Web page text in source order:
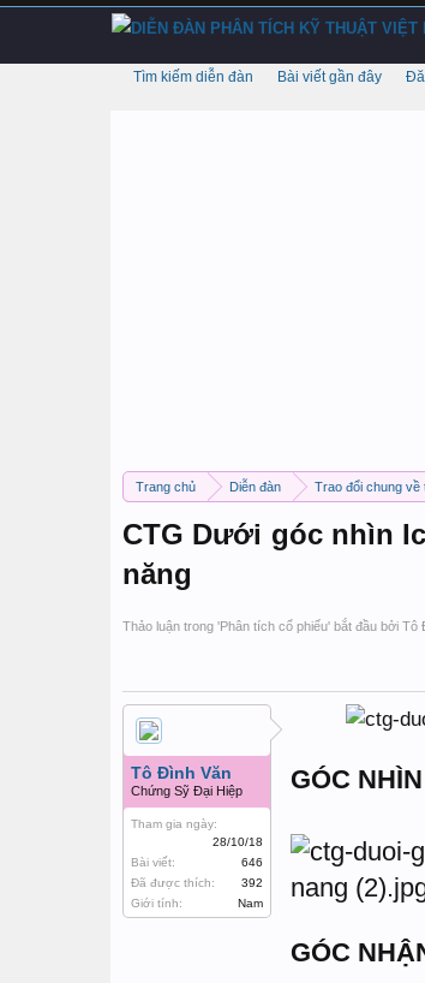
Trang chủ Diễn đàn Trao đổi chung về
CTG Dưới góc nhìn
năng
Thảo luận trong 'Phân tích cổ phiếu' bắt đầu bởi Tô
Tô Đình Văn
Chứng Sỹ Đại Hiệp
Tham gia ngày:
28/10/18
Bài viết:
646
Đã được thích:
392
Giới tính:
Nam
GÓC
GÓC
Tìm kiếm diễn đàn Bài viết gần đây